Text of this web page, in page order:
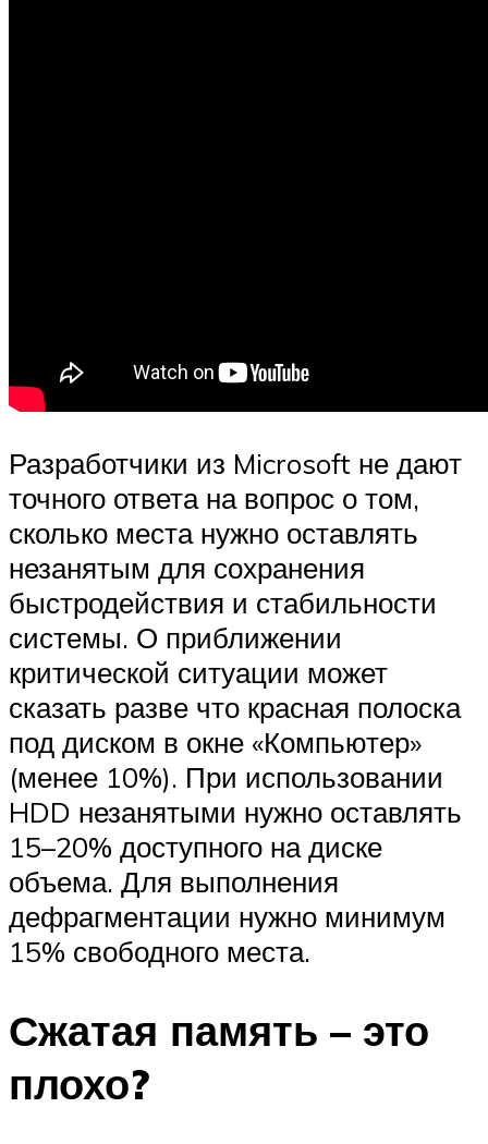
Разработчики из Microsoft не дают
точного ответа на вопрос о том,
сколько места нужно оставлять
незанятым для сохранения
быстродействия и стабильности
системы. О приближении
критической ситуации может
сказать разве что красная полоска
под диском в окне «Компьютер»
(менее 10%). При использовании
HDD незанятыми нужно оставлять
15–20% доступного на диске
объема. Для выполнения
дефрагментации нужно минимум
15% свободного места.
Сжатая память – это
плохо?